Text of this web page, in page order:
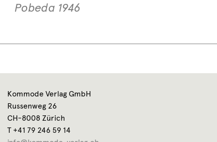
Pobeda 1946
Kommode Verlag GmbH
Russenweg 26
CH-8008 Zürich
T +41 79 246 59 14